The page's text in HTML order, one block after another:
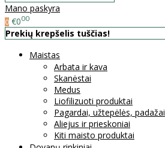
Mano paskyra
0 €000
Prekių krepšelis tuščias!
Maistas
Arbata ir kava
Skanėstai
Medus
Liofilizuoti produktai
Pagardai, užtepėlės, padažai
Aliejus ir prieskoniai
Kiti maisto produktai